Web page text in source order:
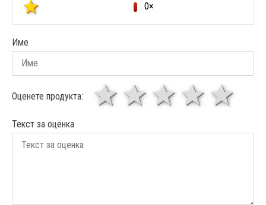
0×
Име
Оценете продукта: 4
3
звезди
1 звезда
Текст за оценка